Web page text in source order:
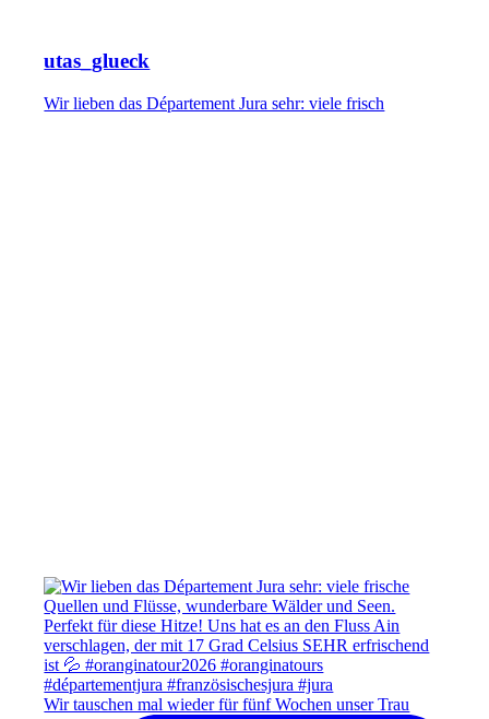
utas_glueck
Wir lieben das Département Jura sehr: viele frisch
Wir tauschen mal wieder für fünf Wochen unser Trau